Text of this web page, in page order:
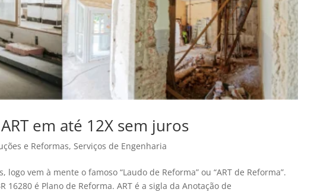
em até 12X sem juros
e Reformas,Serviços de Engenharia
vem à mente o famoso “Laudo de Reforma” ou “ART de Reforma”.
16280 é Plano de Reforma. ART é a sigla da Anotação de